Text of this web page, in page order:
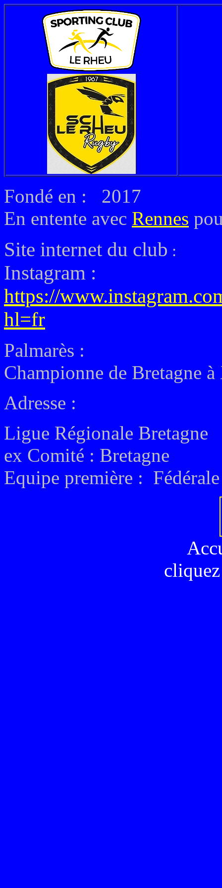
Fondé en : 2017
En entente avec Rennes
Site internet du club :
Instagram :
https://
hl=fr
Palmarès :
Championne de Bretagne
Adresse :
Ligue Régionale Bretagne
ex Comité : Bretagne
Equipe première :